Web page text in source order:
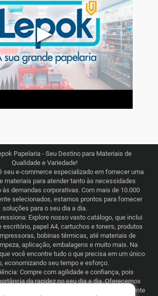
▶
Papelaria - Seu Destino para Materiais de
Qualidade e Variedade!
seu e-commerce especializado em fornecer uma
materiais para atender tanto às necessidades
às demandas corporativas. Com mais de 10.000
selecionados, estamos prontos para fornecer
soluções para o seu dia a dia.
Explore nosso vasto catálogo, que inclui
escritório, papel A4, cartuchos e toners, produtos
bobinas térmicas, até materiais de
aplicação, embalagens e muito mais. Na
você encontre tudo o que precisa em um único
economizando seu tempo e esforço.
Compre com agilidade e confiança, pois
da rapidez no seu dia a dia. Oferecemos
combinados com uma logística eficiente